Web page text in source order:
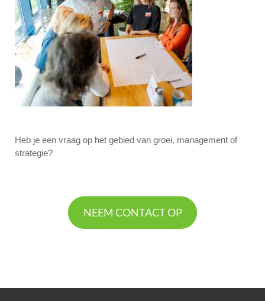
Heb je een vraag op het gebied van groei, management of
strategie?
NEEM CONTACT OP